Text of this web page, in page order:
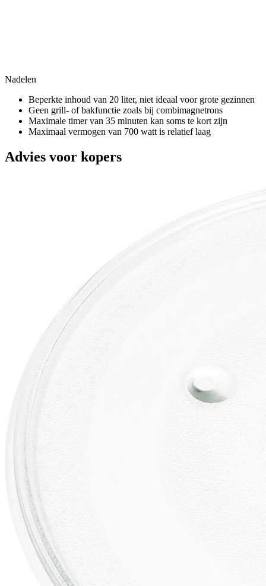
Nadelen
Beperkte inhoud van 20 liter, niet ideaal voor grote gezinnen
Geen grill- of bakfunctie zoals bij combimagnetrons
Maximale timer van 35 minuten kan soms te kort zijn
Maximaal vermogen van 700 watt is relatief laag
Advies voor kopers